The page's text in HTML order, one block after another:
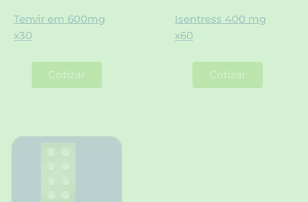
Tenvir em 600mg
x30
Cotizar
Isentress 400 mg
x60
Cotizar